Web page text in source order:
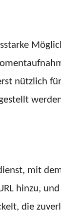
nützlich
mit
hinzu,
die